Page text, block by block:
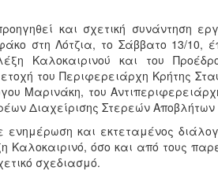
και σχετική συνάντηση
στη Λότζια, το Σάββατο 13/10,
Καλοκαιρινού και του
του Περιφερειάρχη Κρήτης
Μαρινάκη, του
Διαχείρισης Στερεών
ενημέρωση και εκτεταμένος
όσο και από τους
σχεδιασμό.